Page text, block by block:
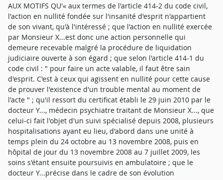
AUX MOTIFS QU'« aux termes de l'article 414-2 du code civil,
l'action en nullité fondée sur l'insanité d'esprit n'appartient
de son vivant, qu'à l'intéressé ; que l'action en nullité exercée
par Monsieur X...est donc une action personnelle qui
demeure recevable malgré la procédure de liquidation
judiciaire ouverte à son égard ; que selon l'article 414-1 du
code civil : " pour faire un acte valable, il faut être sain
d'esprit. C'est à ceux qui agissent en nullité pour cette cause
de prouver l'existence d'un trouble mental au moment de
l'acte " ; qu'il ressort du certificat établi le 29 juin 2010 par le
docteur Y..., médecin psychiatre traitant de Monsieur X..., que
celui-ci fait l'objet d'un suivi spécialisé depuis 2008, plusieurs
hospitalisations ayant eu lieu, d'abord dans une unité à
temps plein du 24 octobre au 13 novembre 2008, puis en
hôpital de jour du 13 novembre 2008 au 7 juillet 2009, les
soins s'étant ensuite poursuivis en ambulatoire ; que le
docteur Y...précise dans le cadre de son évolution